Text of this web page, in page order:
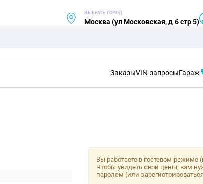
ВЫБРАТЬ ГОРОД
Москва (ул Московская, д 6 стр 5)
ЗаказыVIN-запросыГараж
Вы работаете в гостевом
Чтобы увидеть свои цены, вам
паролем (или